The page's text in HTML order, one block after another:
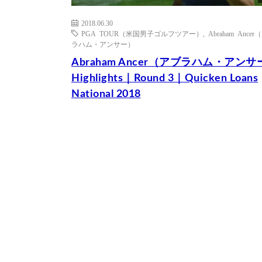
2018.06.30
PGA TOUR（米国男子ゴルフツアー）
Abraham Ancer
ラハム・アンサー）
Abraham Ancer（アブラハム・アンサ
Highlights｜Round 3｜Quicken Loans
National 2018